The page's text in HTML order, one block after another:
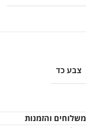
צבע כד
משלוחים והזמנות